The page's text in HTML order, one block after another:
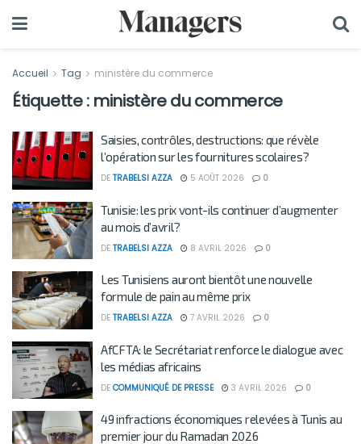
Accueil Tag ministère du commerce
Étiquette : ministère du commerce
Saisies, contrôles, destructions: que révèle
l’opération sur les fournitures scolaires?
DE TRABELSI AZZA 5 AOÛT 2026 0
Tunisie: les prix vont-ils continuer d’augmenter
au mois d’avril?
DE TRABELSI AZZA 8 AVRIL 2026 0
Les Tunisiens auront bientôt une nouvelle
formule de pain au même prix
DE TRABELSI AZZA 7 AVRIL 2026 0
AfCFTA: le Secrétariat renforce le dialogue avec
les médias africains
DE COMMUNIQUÉ DE PRESSE 3 AVRIL 2026 0
49 infractions économiques relevées à Tunis au
premier jour du Ramadan 2026